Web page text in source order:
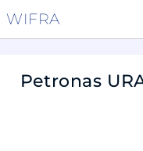
WIFRA
Petronas